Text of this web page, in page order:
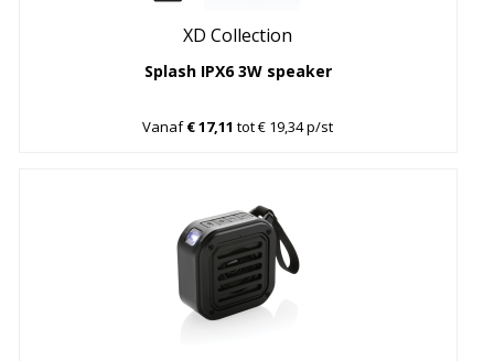
XD Collection
Splash IPX6 3W speaker
Vanaf€ 17,11 tot € 19,34 p/st